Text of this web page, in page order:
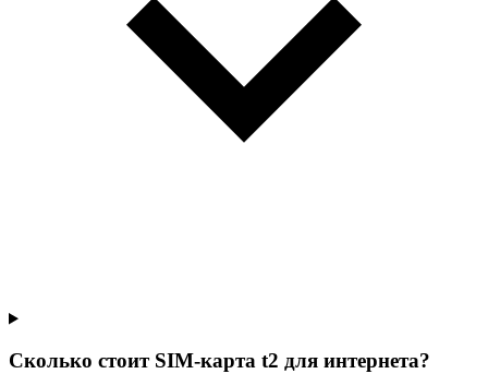
Сколько стоит SIM-карта t2 для интернета?